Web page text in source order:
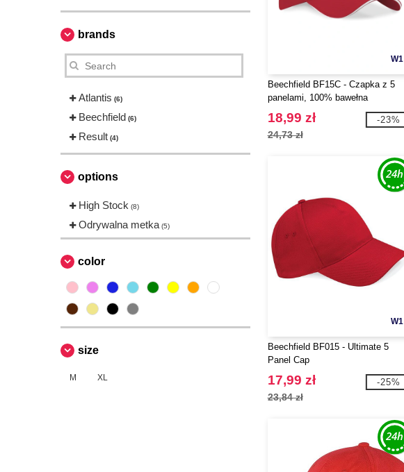
brands
Atlantis (6)
Beechfield (6)
Result (4)
options
High Stock (8)
Odrywalna metka (5)
color
size
M XL
W1
Beechfield BF15C - Czapka z 5
panelami, 100% bawełna
18,99 zł
24,73 zł
-23%
W1
Beechfield BF015 - Ultimate 5
Panel Cap
17,99 zł
23,84 zł
-25%